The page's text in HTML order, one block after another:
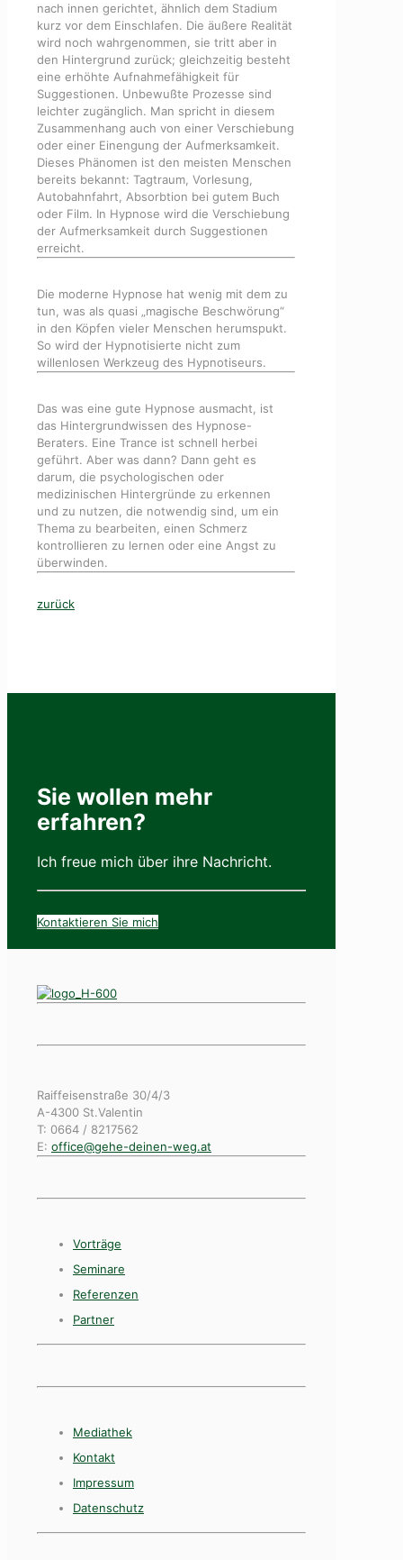
nach innen gerichtet, ähnlich dem Stadium
kurz vor dem Einschlafen. Die äußere Realität
wird noch wahrgenommen, sie tritt aber in
den Hintergrund zurück; gleichzeitig besteht
eine erhöhte Aufnahmefähigkeit für
Suggestionen. Unbewußte Prozesse sind
leichter zugänglich. Man spricht in diesem
Zusammenhang auch von einer Verschiebung
oder einer Einengung der Aufmerksamkeit.
Dieses Phänomen ist den meisten Menschen
bereits bekannt: Tagtraum, Vorlesung,
Autobahnfahrt, Absorbtion bei gutem Buch
oder Film. In Hypnose wird die Verschiebung
der Aufmerksamkeit durch Suggestionen
erreicht.
Die moderne Hypnose hat wenig mit dem zu
tun, was als quasi „magische Beschwörung“
in den Köpfen vieler Menschen herumspukt.
So wird der Hypnotisierte nicht zum
willenlosen Werkzeug des Hypnotiseurs.
Das was eine gute Hypnose ausmacht, ist
das Hintergrundwissen des Hypnose-
Beraters. Eine Trance ist schnell herbei
geführt. Aber was dann? Dann geht es
darum, die psychologischen oder
medizinischen Hintergründe zu erkennen
und zu nutzen, die notwendig sind, um ein
Thema zu bearbeiten, einen Schmerz
kontrollieren zu lernen oder eine Angst zu
überwinden.
zurück
Sie wollen mehr
erfahren?
Ich freue mich über ihre Nachricht.
Kontaktieren Sie mich
Raiffeisenstraße 30/4/3
A-4300 St.Valentin
T: 0664 / 8217562
E: office@gehe-deinen-weg.at
Vorträge
Seminare
Referenzen
Partner
Mediathek
Kontakt
Impressum
Datenschutz